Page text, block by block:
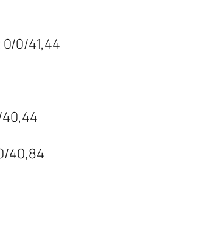
0/0/41,44
40,44
40,84